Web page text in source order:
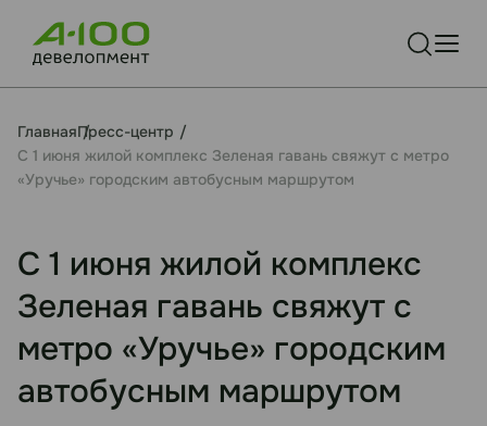
ГлавнаяПресс-центр
С 1 июня жилой комплекс Зеленая гавань свяжут с метро
«Уручье» городским автобусным маршрутом
С 1 июня жилой комплекс
Зеленая гавань свяжут с
метро «Уручье» городским
автобусным маршрутом